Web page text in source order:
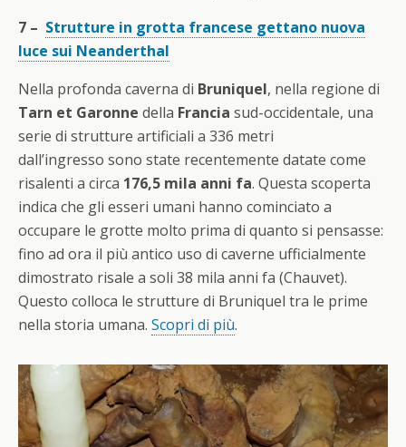
7 – Strutture in grotta francese gettano nuova
luce sui Neanderthal
Nella profonda caverna di Bruniquel, nella regione di
Tarn et Garonne della Francia sud-occidentale, una
serie di strutture artificiali a 336 metri
dall’ingresso sono state recentemente datate come
risalenti a circa 176,5 mila anni fa. Questa scoperta
indica che gli esseri umani hanno cominciato a
occupare le grotte molto prima di quanto si pensasse:
fino ad ora il più antico uso di caverne ufficialmente
dimostrato risale a soli 38 mila anni fa (Chauvet).
Questo colloca le strutture di Bruniquel tra le prime
nella storia umana. Scopri di più.